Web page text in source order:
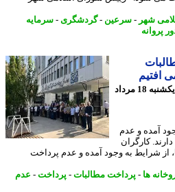
شهر -سرعین -گردشگری- سرمایه
28 دقیقه پیش - یکشنبه 18 مرداد
و عدم
کارگران
شرایط به وجود آمده و عدم پرداخت
ها- پرداخت مطالبات-پرداخت -عدم